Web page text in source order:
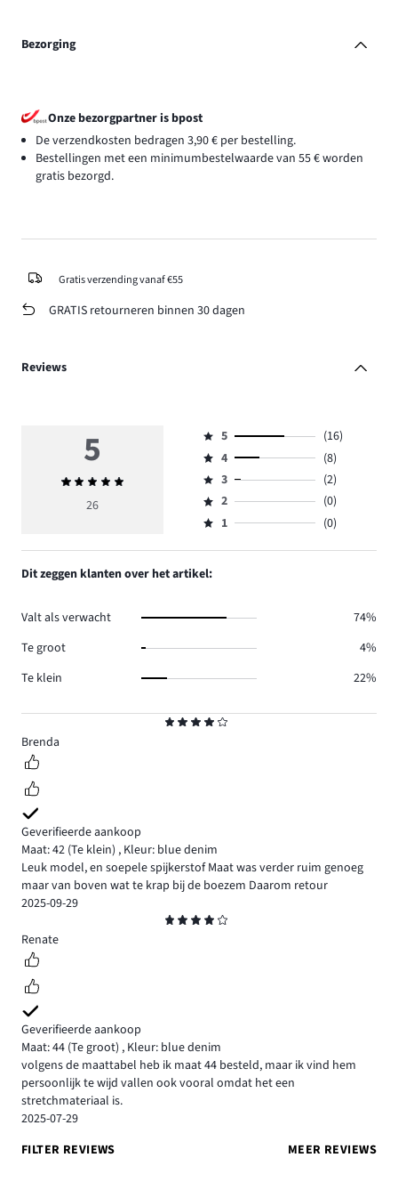
Bezorging
Onze bezorgpartner is bpost
De verzendkosten bedragen 3,90 € per bestelling.
Bestellingen met een minimumbestelwaarde van 55 € worden
gratis bezorgd.
Gratis verzending vanaf €55
GRATIS retourneren binnen 30 dagen
Reviews
4
Brenda
Geverifieerde aankoop
Maat: 42 (Te klein) , Kleur: blue denim
Leuk model, en soepele spijkerstof Maat was verder ruim genoeg
maar van boven wat te krap bij de boezem Daarom retour
2025-09-29
4
Renate
Geverifieerde aankoop
Maat: 44 (Te groot) , Kleur: blue denim
volgens de maattabel heb ik maat 44 besteld, maar ik vind hem
persoonlijk te wijd vallen ook vooral omdat het een
stretchmateriaal is.
2025-07-29
FILTER REVIEWS
MEER REVIEWS
5
Gemiddelde
beoordeling
26
Beoordeling
5,
aantal
reviews
16.
5
(16)
Beoordeling
4,
aantal
reviews
4
(8)
Beoordeling
3,
aantal
3
(2)
Beoordeling
2,
0.
2
(0)
Beoordeling
1,
aantal
reviews
1 (0)
Dit zeggen klanten over het artikel:
Valt als verwacht
74%
Te groot
4%
Te klein
22%